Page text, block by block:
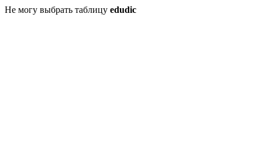
Не могу выбрать таблицу edudic